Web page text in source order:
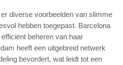
diverse voorbeelden van slimme
hebben toegepast. Barcelona
beheren van haar
heeft een uitgebreid netwerk
bevordert, wat leidt tot een